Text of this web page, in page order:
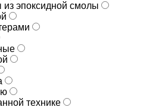
из эпоксидной смолы
технике